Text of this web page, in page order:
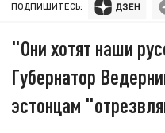
ПОДПИШИТЕСЬ:
"Они хотят наши
Губернатор
эстонцам